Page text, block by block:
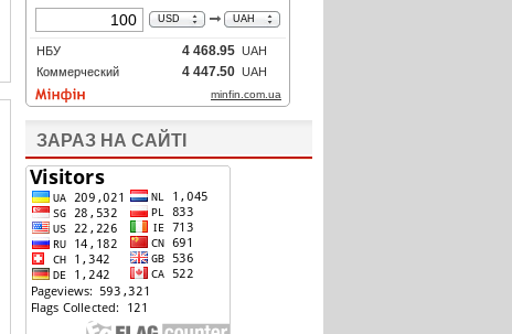
ЗАРАЗ НА САЙТІ